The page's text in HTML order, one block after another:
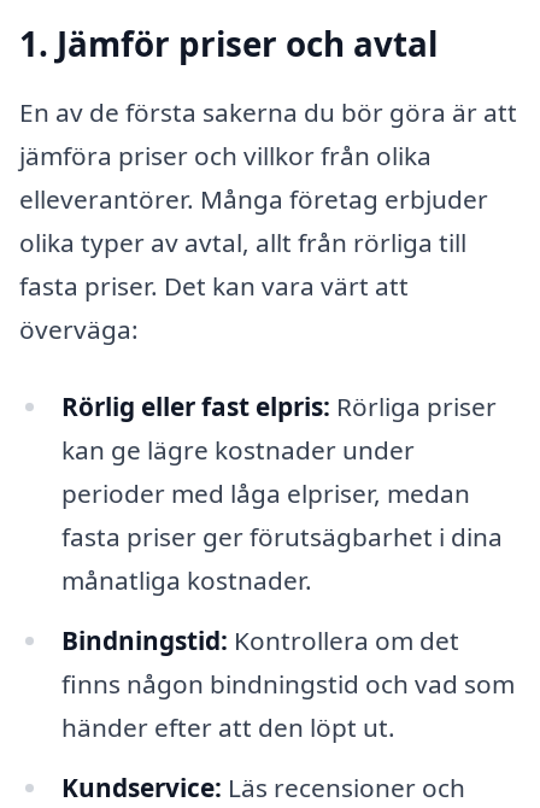
1. Jämför priser och avtal
En av de första sakerna du bör göra är att
jämföra priser och villkor från olika
elleverantörer. Många företag erbjuder
olika typer av avtal, allt från rörliga till
fasta priser. Det kan vara värt att
överväga:
Rörlig eller fast elpris: Rörliga priser
kan ge lägre kostnader under
perioder med låga elpriser, medan
fasta priser ger förutsägbarhet i dina
månatliga kostnader.
Bindningstid: Kontrollera om det
finns någon bindningstid och vad som
händer efter att den löpt ut.
Kundservice: Läs recensioner och